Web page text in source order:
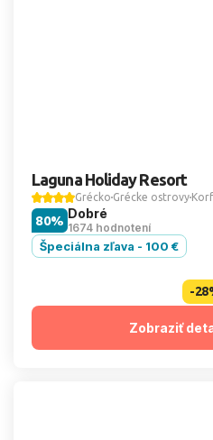
Laguna Holiday Resort
Grécko Grécke ostrovy
Dobré
1674 hodnotení
80%
Špeciálna zľava - 100 €
-
Zobraziť